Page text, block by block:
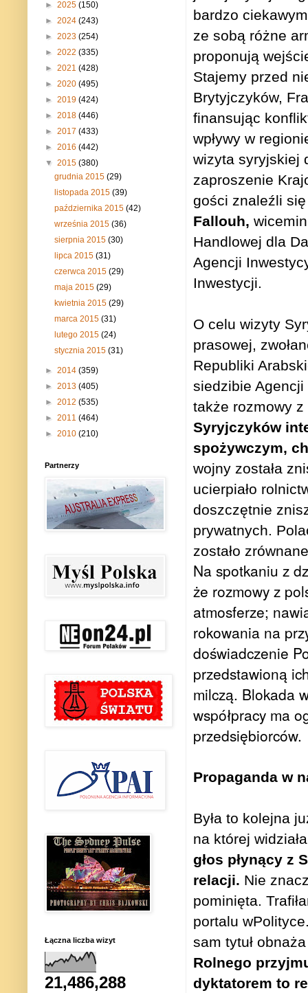
bardzo
ze sobą różne
proponują
Stajemy przed
Brytyjczyków,
finansując
wpływy w
wizyta syryjskiej
zaproszenie
gości znaleźli
Fallouh,
Handlowej dla
Agencji
Inwestycji.
O celu wizyty
prasowej,
Republiki
siedzibie
także rozmowy
Syryjczyków
spożywczym,
wojny została
ucierpiało
doszczętnie
prywatnych.
zostało
Na spotkaniu z
że rozmowy z
atmosferze;
rokowania na
doświadczenie
przedstawioną
milczą. Blokada
współpracy ma
przedsiębiorców.
Propaganda w
Była to kolejna
na której
głos płynący z
relacji. Nie
pominięta.
portalu
sam tytuł
Rolnego
dyktatorem to
► 2025 (150)
► 2024 (243)
► 2023 (254)
► 2022 (335)
► 2021 (428)
► 2020 (495)
► 2019 (424)
► 2018 (446)
► 2017 (433)
► 2016 (442)
▼ 2015 (380)
grudnia 2015(29)
listopada 2015(39)
października 2015(42)
września 2015(36)
sierpnia 2015(30)
lipca 2015(31)
czerwca 2015(29)
maja 2015(29)
kwietnia 2015(29)
marca 2015(31)
lutego 2015(24)
stycznia 2015(31)
► 2014 (359)
► 2013 (405)
► 2012 (535)
► 2011 (464)
► 2010 (210)
Partnerzy
Łączna liczba wizyt
21,486,288